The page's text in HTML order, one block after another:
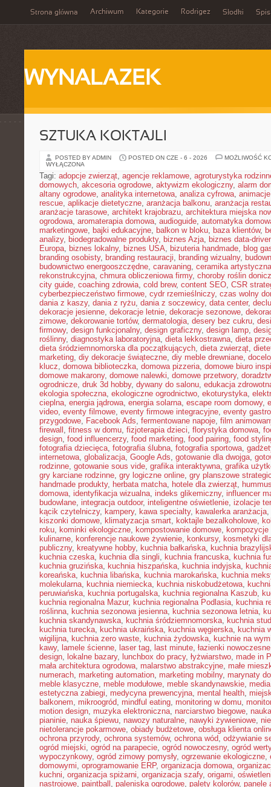
Strona główna Archiwum Kategorie Rodrigez Słodki Spis
WYNALAZEK
SZTUKA KOKTAJLI
POSTED BY ADMIN POSTED ON CZE - 6 - 2026
MOŻLIWOŚĆ
WYŁĄCZONA
Tagi: adopcje zwierząt, agencje reklamowe, agroturystyka
domowych, akcesoria ogrodowe, aktywizm ekologiczny, alarm
altany ogrodowe, analityka internetowa, analiza cyfrowa,
rescue, aplikacje dietetyczne, aranżacja balkonu, aranżacja
aranżacje tarasowe, architekt krajobrazu, architektura miejska
ogrodowa, aromaterapia domowa, audioguide, automatyka
marketingowe, bajki edukacyjne, balkon w bloku, baza klientów,
analizy, biodegradowalne produkty, biznes Azja, biznes data-
Europa, biznes lokalny, biznes USA, bizuteria handmade, blog
branding osobisty, branding restauracji, branding wizualny,
budownictwo energooszczędne, caravaning, ceramika artystyczna
rekonstrukcyjna, chmura obliczeniowa firmy, choroby roślin
city guide, coaching zdrowia, cold brew, content SEO, CSR
cyberbezpieczeństwo firmowe, cydr rzemieślniczy, czas wolny
dania z kaszy, dania z ryżu, dania z soczewicy, data center,
dekoracje jesienne, dekoracje letnie, dekoracje sezonowe,
zimowe, dekorowanie tortów, dermatologia, desery bez cukru,
firmowy, design funkcjonalny, design graficzny, design lamp,
roślinny, diagnostyka laboratoryjna, dieta lekkostrawna, dieta
dieta śródziemnomorska dla początkujących, dieta zwierząt,
marketing, diy dekoracje świąteczne, diy meble drewniane,
klucz, domowa biblioteczka, domowa pizzeria, domowe biuro
domowe makarony, domowe nalewki, domowe przetwory,
ogrodnicze, druk 3d hobby, dywany do salonu, edukacja
ekologia społeczna, ekologiczne ogrodnictwo, ekoturystyka,
cieplna, energia jądrowa, energia solarna, escape room domowy,
video, eventy filmowe, eventy firmowe integracyjne, eventy
przygodowe, Facebook Ads, fermentowane napoje, film
firewall , fitness w domu, fizjoterapia dzieci, florystyka domowa,
design, food influencerzy, food marketing, food pairing, food
fotografia dziecięca, fotografia ślubna, fotografia sportowa,
internetowa, globalizacja, Google Ads, gotowanie dla dwojga,
rodzinne, gotowanie sous vide, grafika interaktywna, grafika
gry karciane rodzinne, gry logiczne online, gry planszowe
handmade produkty, herbata matcha, hotele dla zwierząt,
domowa, identyfikacja wizualna, indeks glikemiczny, influencer
budowlane, integracja outdoor, inteligentne oświetlenie, izolacje
kącik czytelniczy, kampery, kawa specialty, kawalerka aranżacja,
kiszonki domowe, klimatyzacja smart, koktajle bezalkoholowe,
roku, kominki ekologiczne, kompostowanie domowe, kompozycje
kulinarne, konferencje naukowe żywienie, konkursy, kosmetyki
publiczny, kreatywne hobby, kuchnia bałkańska, kuchnia
kuchnia czeska, kuchnia dla singli, kuchnia francuska, kuchnia
kuchnia gruzińska, kuchnia hiszpańska, kuchnia indyjska,
koreańska, kuchnia libańska, kuchnia marokańska, kuchnia
molekularna, kuchnia niemiecka, kuchnia niskobudżetowa,
peruwiańska, kuchnia portugalska, kuchnia regionalna Kaszub,
kuchnia regionalna Mazur, kuchnia regionalna Podlasia, kuchnia
roślinna, kuchnia sezonowa jesienna, kuchnia sezonowa letnia,
kuchnia skandynawska, kuchnia śródziemnomorska, kuchnia
kuchnia turecka, kuchnia ukraińska, kuchnia węgierska, kuchnia
wigilijna, kuchnia zero waste, kuchnia żydowska, kuchnie na
kawy, lamele ścienne, laser tag, last minute, łazienki nowoczesne
design, lokalne bazary, lunchbox do pracy, łyżwiarstwo, made in
mała architektura ogrodowa, malarstwo abstrakcyjne, małe
numerach, marketing automation, marketing mobilny, marynaty
meble klasyczne, meble modułowe, meble skandynawskie,
estetyczna zabiegi, medycyna prewencyjna, mental health,
balkonem, mikroogród, mindful eating, monitoring w domu,
motion design, muzyka elektroniczna, narciarstwo biegowe,
pianinie, nauka śpiewu, nawozy naturalne, nawyki żywieniowe,
nietolerancje pokarmowe, obiady budżetowe, obsługa klienta
ochrona przyrody, ochrona systemów, ochrona wód, odżywianie
ogród miejski, ogród na parapecie, ogród nowoczesny, ogród
wypoczynkowy, ogród zimowy pomysły, ogrzewanie ekologiczne,
domowymi, oprogramowanie ERP, organizacja domowa,
kuchni, organizacja spiżarni, organizacja szafy, origami,
nastrojowe, paintball , paleniska ogrodowe, palety kolorów, panele